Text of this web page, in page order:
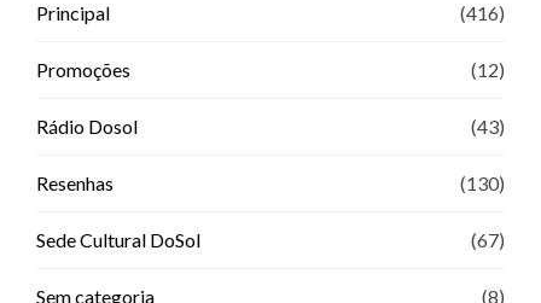
Principal (416)
Promoções (12)
Rádio Dosol (43)
Resenhas (130)
Sede Cultural DoSol (67)
Sem categoria (8)